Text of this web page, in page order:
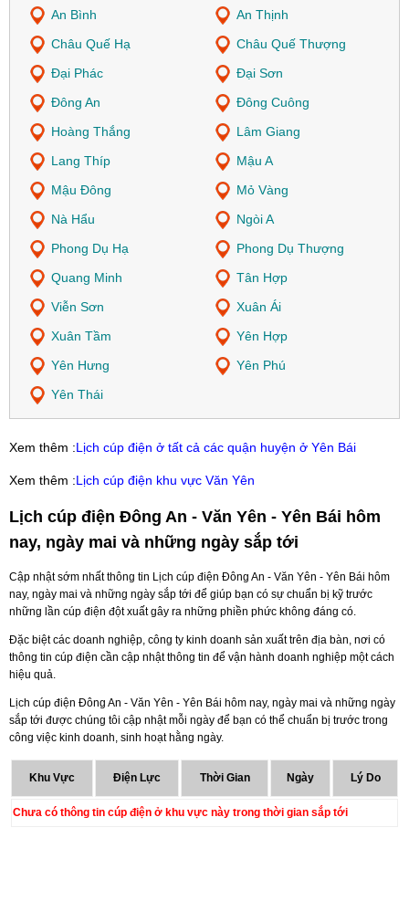
An Bình
An Thịnh
Châu Quế Hạ
Châu Quế Thượng
Đại Phác
Đại Sơn
Đông An
Đông Cuông
Hoàng Thắng
Lâm Giang
Lang Thíp
Mậu A
Mậu Đông
Mỏ Vàng
Nà Hẩu
Ngòi A
Phong Dụ Hạ
Phong Dụ Thượng
Quang Minh
Tân Hợp
Viễn Sơn
Xuân Ái
Xuân Tầm
Yên Hợp
Yên Hưng
Yên Phú
Yên Thái
Xem thêm :Lịch cúp điện ở tất cả các quận huyện ở Yên Bái
Xem thêm :Lịch cúp điện khu vực Văn Yên
Lịch cúp điện Đông An - Văn Yên - Yên Bái hôm
nay, ngày mai và những ngày sắp tới
Cập nhật sớm nhất thông tin Lịch cúp điện Đông An - Văn Yên - Yên Bái hôm
nay, ngày mai và những ngày sắp tới để giúp bạn có sự chuẩn bị kỹ trước
những lần cúp điện đột xuất gây ra những phiền phức không đáng có.
Đặc biệt các doanh nghiệp, công ty kinh doanh sản xuất trên địa bàn, nơi có
thông tin cúp điện cần cập nhật thông tin để vận hành doanh nghiệp một cách
hiệu quả.
Lịch cúp điện Đông An - Văn Yên - Yên Bái hôm nay, ngày mai và những ngày
sắp tới được chúng tôi cập nhật mỗi ngày để bạn có thể chuẩn bị trước trong
công việc kinh doanh, sinh hoạt hằng ngày.
Khu Vực Điện Lực Thời Gian Ngày Lý Do
Chưa có thông tin cúp điện ở khu vực này trong thời gian sắp tới